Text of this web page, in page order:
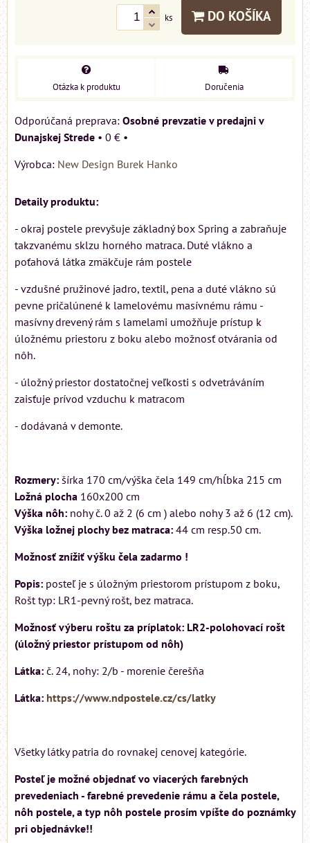
ks DO KOŠÍKA
Otázka k produktu Doručenia
Osobné prevzatie v predajni v
Dunajskej Strede • 0 € •
Výrobca: New Design Burek Hanko
Detaily produktu:
- okraj postele prevyšuje základný box Spring a zabraňuje
takzvanému sklzu horného matraca. Duté vlákno a
poťahová látka zmäkčuje rám postele
- vzdušné pružinové jadro, textil, pena a duté vlákno sú
pevne pričalúnené k lamelovému masívnému rámu -
masívny drevený rám s lamelami umožňuje prístup k
úložnému priestoru z boku alebo možnosť otvárania od
nôh.
- úložný priestor dostatočnej veľkosti s odvetráváním
zaisťuje prívod vzduchu k matracom
- dodávaná v demonte.
Rozmery: šírka 170 cm/výška čela 149 cm/hĺbka 215 cm
Ložná plocha 160x200 cm
Výška nôh: nohy č. 0 až 2 (6 cm ) alebo nohy 3 až 6 (12 cm).
Výška ložnej plochy bez matraca: 44 cm resp.50 cm.
Možnosť znížiť výšku čela zadarmo !
Popis: posteľ je s úložným priestorom prístupom z boku,
Rošt typ: LR1-pevný rošt, bez matraca.
Možnosť výberu roštu za príplatok: LR2-polohovací rošt
(úložný priestor prístupom od nôh)
Látka: č. 24, nohy: 2/b - morenie čerešňa
Látka: https://www.ndpostele.cz/cs/latky
Všetky látky patria do rovnakej cenovej kategórie.
Posteľ je možné objednať vo viacerých farebných
prevedeniach - farebné prevedenie rámu a čela postele,
nôh postele, a typ nôh postele prosím vpíšte do poznámky
pri objednávke!!